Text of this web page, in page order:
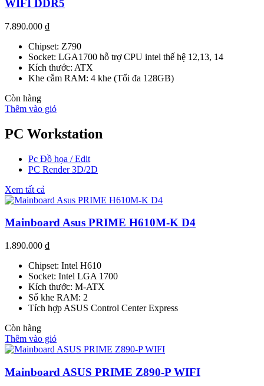
WIFI DDR5
7.890.000 ₫
Chipset: Z790
Socket: LGA1700 hỗ trợ CPU intel thế hệ 12,13, 14
Kích thước: ATX
Khe cắm RAM: 4 khe (Tối đa 128GB)
Còn hàng
Thêm vào giỏ
PC Workstation
Pc Đồ họa / Edit
PC Render 3D/2D
Xem tất cả
Mainboard Asus PRIME H610M-K D4
1.890.000 ₫
Chipset: Intel H610
Socket: Intel LGA 1700
Kích thước: M-ATX
Số khe RAM: 2
Tích hợp ASUS Control Center Express
Còn hàng
Thêm vào giỏ
Mainboard ASUS PRIME Z890-P WIFI